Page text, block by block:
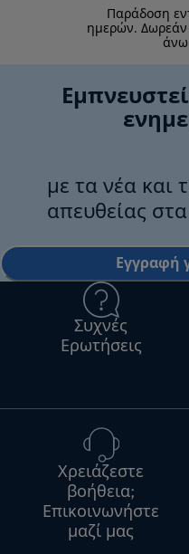
Παράδοση
ημερών. Δωρεάν
με τα νέα και
απευθείας
Εγγραφή
Συχνές
Ερωτήσεις
Χρειάζεστε
βοήθεια;
Επικοινωνήστε
μαζί μας